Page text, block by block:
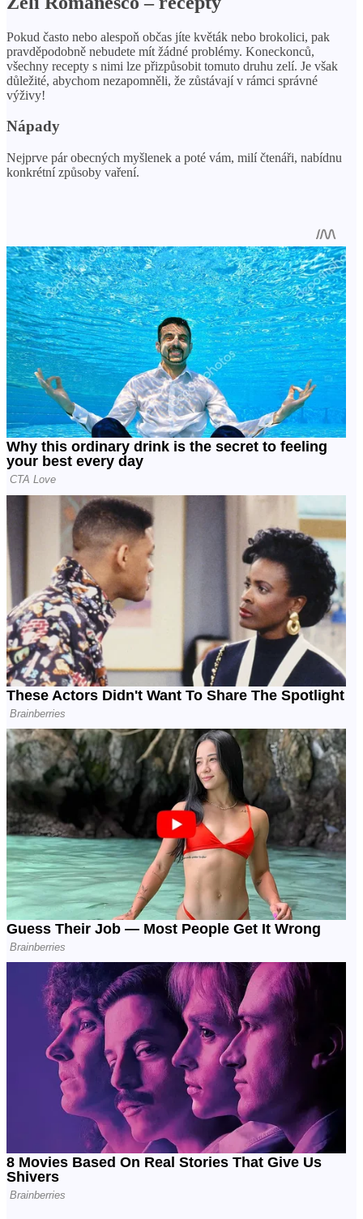
Pokud často nebo alespoň občas jíte květák nebo brokolici, pak
pravděpodobně nebudete mít žádné problémy. Koneckonců,
všechny recepty s nimi lze přizpůsobit tomuto druhu zelí. Je však
důležité, abychom nezapomněli, že zůstávají v rámci správné
výživy!
Nápady
Nejprve pár obecných myšlenek a poté vám, milí čtenáři, nabídnu
konkrétní způsoby vaření.